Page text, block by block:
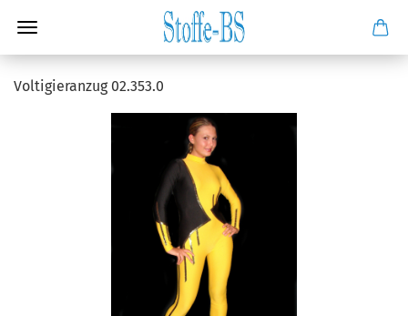
Voltigieranzug 02.353.0